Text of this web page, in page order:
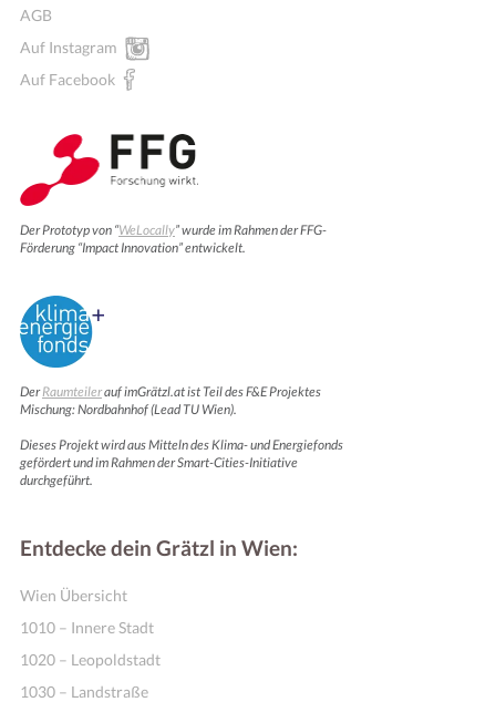
AGB
Auf Instagram
Auf Facebook
Der Prototyp von “WeLocally” wurde im Rahmen der FFG-
Förderung “Impact Innovation” entwickelt.
DerRaumteilerauf imGrätzl.at ist Teil des F&E Projektes
Mischung: Nordbahnhof (Lead TU Wien).
Dieses Projekt wird aus Mitteln des Klima- und Energiefonds
gefördert und im Rahmen der Smart-Cities-Initiative
durchgeführt.
Entdecke dein Grätzl in Wien:
Wien Übersicht
1010 – Innere Stadt
1020 – Leopoldstadt
1030 – Landstraße